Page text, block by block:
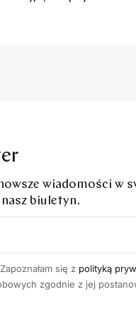
wiadomości w
biuletyn.
się z polityką
zgodnie z jej